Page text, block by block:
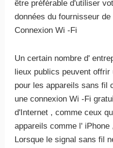
être préférable d'utiliser
données du fournisseur
Connexion Wi -Fi
Un certain nombre d'
lieux publics peuvent offrir
pour les appareils sans fil
une connexion Wi -Fi
d'Internet , comme ceux
appareils comme l'
Lorsque le signal sans fil